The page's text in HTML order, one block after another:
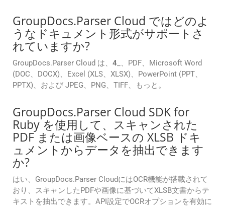
GroupDocs.Parser Cloud ではどのよ
うなドキュメント形式がサポートさ
れていますか?
GroupDocs.Parser Cloud は、 4 _、PDF、Microsoft Word
(DOC、DOCX)、Excel (XLS、XLSX)、PowerPoint (PPT、
PPTX)、および JPEG、PNG、TIFF、もっと。
GroupDocs.Parser Cloud SDK for
Ruby を使用して、スキャンされた
PDF または画像ベースの XLSB ドキ
ュメントからデータを抽出できます
か?
はい、GroupDocs.Parser CloudにはOCR機能が搭載されて
おり、スキャンしたPDFや画像に基づいてXLSB文書からテ
キストを抽出できます。API設定でOCRオプションを有効に